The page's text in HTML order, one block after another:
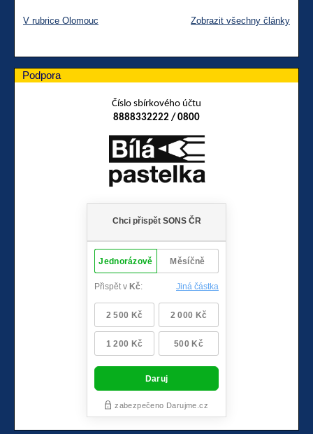
V rubrice Olomouc Zobrazit všechny články
Podpora
Číslo sbírkového účtu
8888332222 / 0800